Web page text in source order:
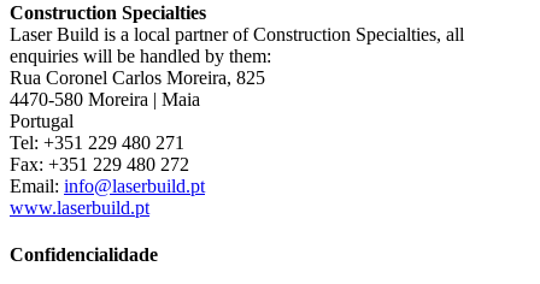
Construction Specialties
Laser Build is a local partner of Construction Specialties, all
enquiries will be handled by them:
Rua Coronel Carlos Moreira, 825
4470-580 Moreira | Maia
Portugal
Tel: +351 229 480 271
Fax: +351 229 480 272
Email: info@laserbuild.pt
www.laserbuild.pt
Confidencialidade